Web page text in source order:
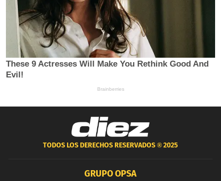
TODOS LOS DERECHOS RESERVADOS ®2025
GRUPO OPSA